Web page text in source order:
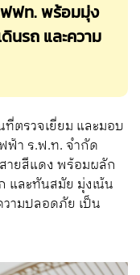
ฟฟท. พร้อมมุ่ง
นรถ และความ
ตรวจเยี่ยม และมอบ
ฟ้า ร.ฟ.ท. จำกัด
ายสีแดง พร้อมผลัก
และทันสมัย มุ่งเน้น
ามปลอดภัย เป็น